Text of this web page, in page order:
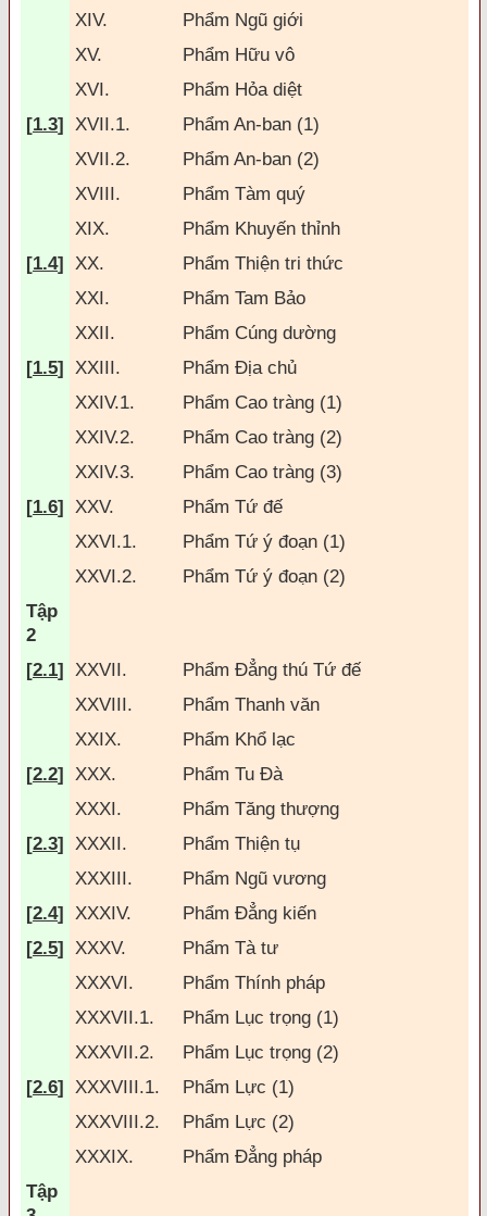
XIV.
Phẩm Ngũ giới
XV.
Phẩm Hữu vô
XVI.
Phẩm Hỏa diệt
[1.3] XVII.1.
Phẩm An-ban (1)
XVII.2.
Phẩm An-ban (2)
XVIII.
Phẩm Tàm quý
XIX.
Phẩm Khuyến thỉnh
[1.4] XX.
Phẩm Thiện tri thức
XXI.
Phẩm Tam Bảo
XXII.
Phẩm Cúng dường
[1.5] XXIII.
Phẩm Ðịa chủ
XXIV.1.
Phẩm Cao tràng (1)
XXIV.2.
Phẩm Cao tràng (2)
XXIV.3.
Phẩm Cao tràng (3)
[1.6] XXV. Phẩm Tứ đế
XXVI.1.
Phẩm Tứ ý đoạn (1)
XXVI.2.
Phẩm Tứ ý đoạn (2)
Tập
2
[2.1] XXVII. Phẩm Đẳng thú Tứ đế
XXVIII.
Phẩm Thanh văn
XXIX.
Phẩm Khổ lạc
[2.2] XXX.
Phẩm Tu Ðà
XXXI.
Phẩm Tăng thượng
[2.3] XXXII.
Phẩm Thiện tụ
XXXIII.
Phẩm Ngũ vương
[2.4] XXXIV. Phẩm Đẳng kiến
[2.5] XXXV.
Phẩm Tà tư
XXXVI.
Phẩm Thính pháp
XXXVII.1.
Phẩm Lục trọng (1)
XXXVII.2.
Phẩm Lục trọng (2)
[2.6] XXXVIII.1.
Phẩm Lực (1)
XXXVIII.2.
Phẩm Lực (2)
XXXIX.
Phẩm Đẳng pháp
Tập